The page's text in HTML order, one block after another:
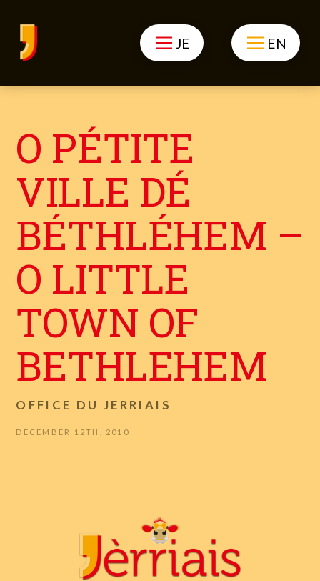
JE EN
O PÉTITE
VILLE DÉ
BÉTHLÉHEM –
O LITTLE
TOWN OF
BETHLEHEM
OFFICE DU JERRIAIS
DECEMBER 12TH, 2010